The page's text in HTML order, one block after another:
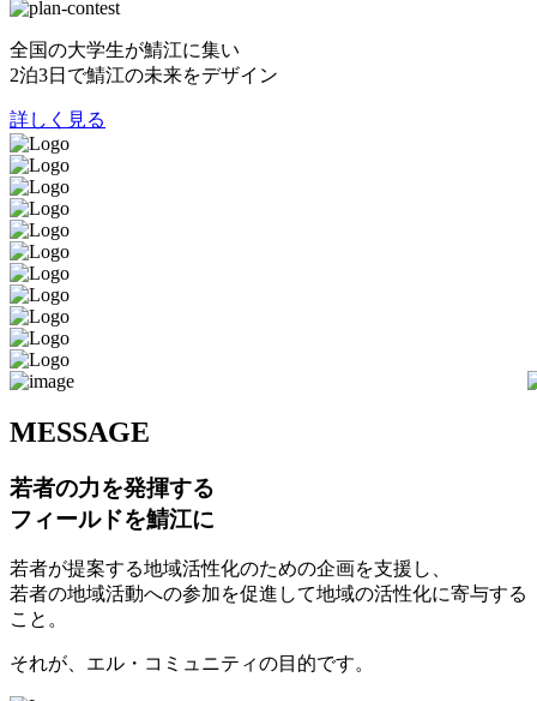
全国の大学生が鯖江に集い
2泊3日で鯖江の未来をデザイン
詳しく見る
MESSAGE
若者の力を発揮する
フィールドを鯖江に
若者が提案する地域活性化のための企画を支援し、
若者の地域活動への参加を促進して地域の活性化に寄与する
こと。
それが、エル・コミュニティの目的です。